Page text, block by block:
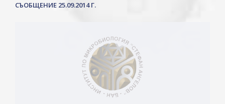
СЪОБЩЕНИЕ 25.09.2014 Г.